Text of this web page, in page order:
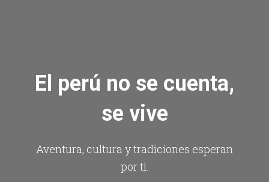
El perú no se cuenta,
se vive
Aventura, cultura y tradiciones esperan
por ti.